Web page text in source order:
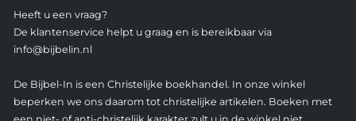
Heeft u een vraag?
De klantenservice helpt u graag en is bereikbaar via
info@bijbelin.nl
De Bijbel-In is een Christelijke boekhandel. In onze winkel
beperken we ons daarom tot christelijke artikelen. Boeken met